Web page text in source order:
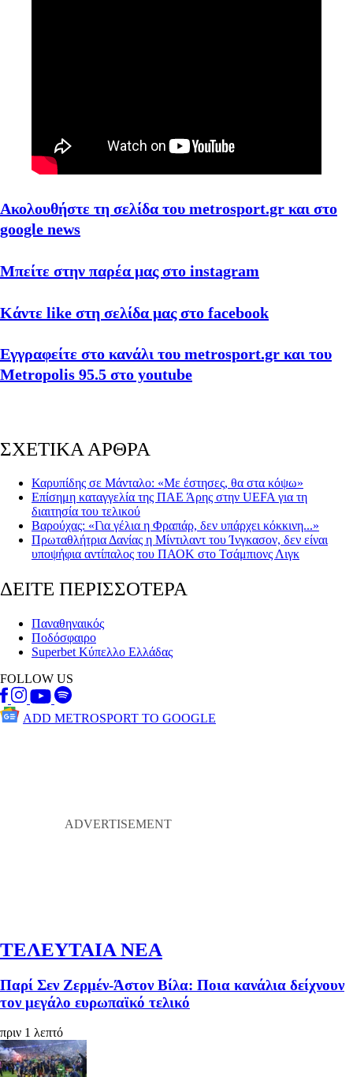
Ακολουθήστε τη σελίδα του metrosport.gr και στο
google news
Μπείτε στην παρέα μας στο instagram
Κάντε like στη σελίδα μας στο facebook
Εγγραφείτε στο κανάλι του metrosport.gr και του
Metropolis 95.5 στο youtube
ΣΧΕΤΙΚΑ ΑΡΘΡΑ
Καρυπίδης σε Μάνταλο: «Με έστησες, θα στα κόψω»
Επίσημη καταγγελία της ΠΑΕ Άρης στην UEFA για τη
διαιτησία του τελικού
Βαρούχας: «Για γέλια η Φραπάρ, δεν υπάρχει κόκκινη...»
Πρωταθλήτρια Δανίας η Μίντιλαντ του Ίνγκασον, δεν είναι
υποψήφια αντίπαλος του ΠΑΟΚ στο Τσάμπιονς Λιγκ
ΔΕΙΤΕ ΠΕΡΙΣΣΟΤΕΡΑ
Παναθηναικός
Ποδόσφαιρο
Superbet Κύπελλο Ελλάδας
FOLLOW US
ADD METROSPORT TO GOOGLE
ΤΕΛΕΥΤΑΙΑ ΝΕΑ
Παρί Σεν Ζερμέν-Άστον Βίλα: Ποια κανάλια δείχνουν
τον μεγάλο ευρωπαϊκό τελικό
πριν 1 λεπτό